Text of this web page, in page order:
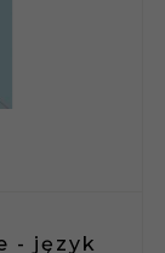
- język